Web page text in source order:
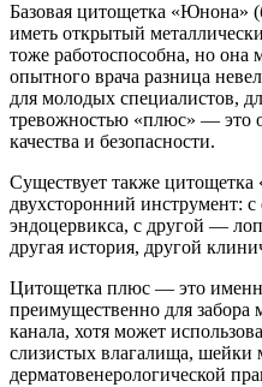
Базовая цитощетка «Юнона»
иметь открытый
тоже работоспособна, но она
опытного врача разница
для молодых специалистов,
тревожностью «плюс» — это
качества и безопасности.
Существует также
двухсторонний инструмент:
эндоцервикса, с другой —
другая история, другой
Цитощетка плюс — это
преимущественно для забора
канала, хотя может
слизистых влагалища, шейки
дерматовенерологической